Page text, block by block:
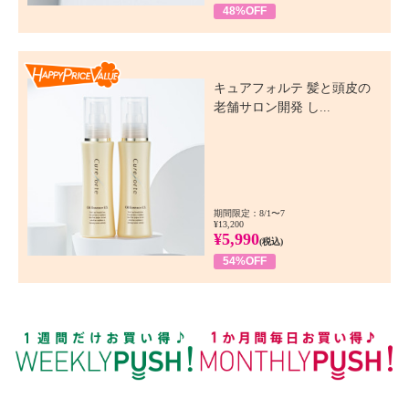
48%OFF
キュアフォルテ 髪と頭皮の
老舗サロン開発 し...
期間限定：8/1〜7
¥13,200
¥5,990(税込)
54%OFF